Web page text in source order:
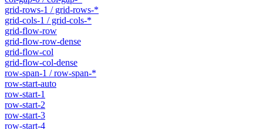
grid-rows-1 / grid-rows-*
grid-cols-1 / grid-cols-*
grid-flow-row
grid-flow-row-dense
grid-flow-col
grid-flow-col-dense
row-span-1 / row-span-*
row-start-auto
row-start-1
row-start-2
row-start-3
row-start-4